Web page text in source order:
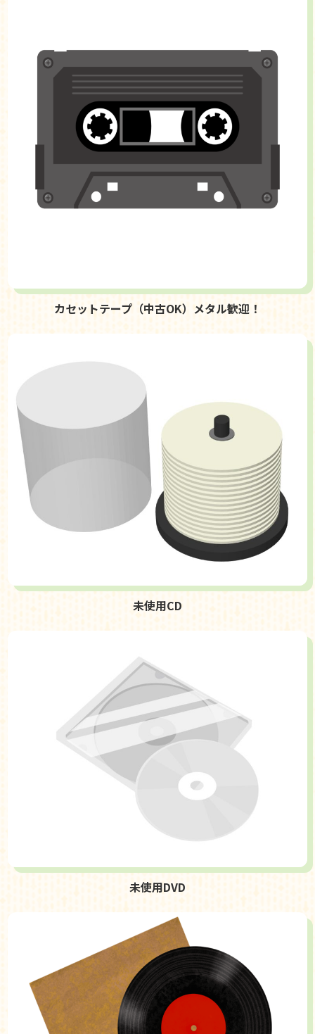
カセットテープ（中古OK）メタル歓迎！
未使用CD
未使用DVD